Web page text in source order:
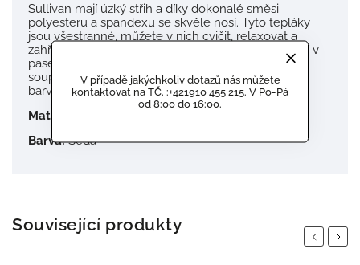
V případě jakýchkoliv dotazů nás můžete
kontaktovat na TČ. :+421910 455 215. V Po-Pá
od 8:00 do 16:00.
Sullivan mají úzký střih a díky dokonalé směsi
polyesteru a spandexu se skvěle nosí. Tyto tepláky
jsou všestranné, můžete v nich cvičit, relaxovat a
zahřejí vás, když jste venku.
Teplákové kalhoty mají v
pase stahovací šňůrku a kapsy na zip.
Tepláková
souprava Sullivan je dostupná v celé černé a šedé
barvě.
Materiál:
Barva:Šedá
Související produkty
Previous
Next